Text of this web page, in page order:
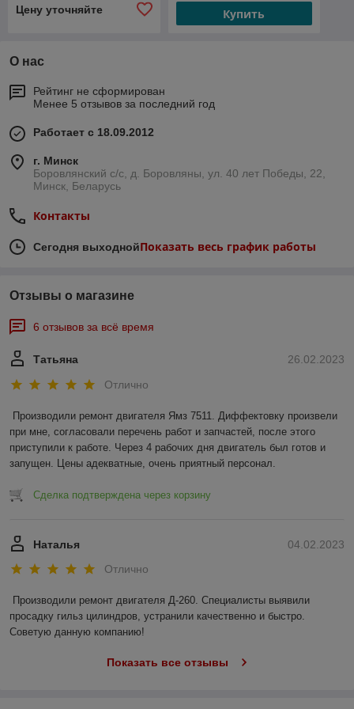
Цену уточняйте Купить
О нас
Рейтинг не сформирован
Менее 5 отзывов за последний год
Работает с 18.09.2012
г. Минск
Боровлянский с/с, д. Боровляны, ул. 40 лет Победы, 22,
Минск, Беларусь
Контакты
Сегодня выходнойПоказать весь график работы
Отзывы о магазине
6 отзывов за всё время
26.02.2023
Татьяна
Отлично
Производили ремонт двигателя Ямз 7511. Диффектовку произвели
при мне, согласовали перечень работ и запчастей, после этого
приступили к работе. Через 4 рабочих дня двигатель был готов и
запущен. Цены адекватные, очень приятный персонал.
Сделка подтверждена через корзину
04.02.2023
Наталья
Отлично
Производили ремонт двигателя Д-260. Специалисты выявили
просадку гильз цилиндров, устранили качественно и быстро.
Советую данную компанию!
Показать все отзывы